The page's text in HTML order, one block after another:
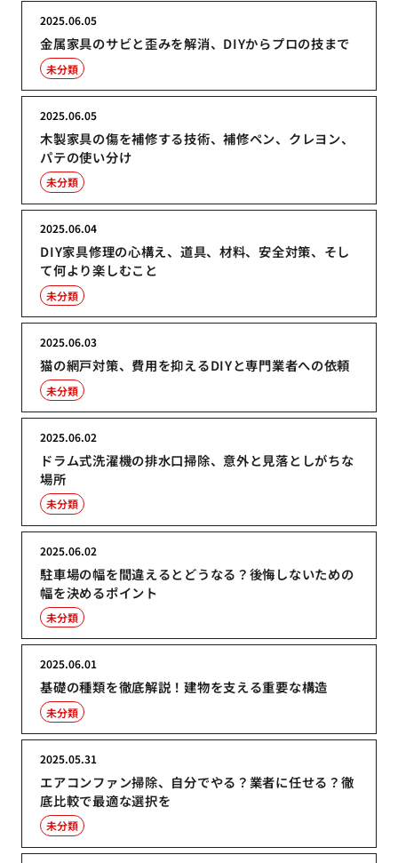
金属家具のサビと歪みを解消、DIYからプロの技まで
2025.06.05
未分類
木製家具の傷を補修する技術、補修ペン、クレヨン、
パテの使い分け
2025.06.05
未分類
DIY家具修理の心構え、道具、材料、安全対策、そし
て何より楽しむこと
2025.06.04
未分類
猫の網戸対策、費用を抑えるDIYと専門業者への依頼
2025.06.03
未分類
ドラム式洗濯機の排水口掃除、意外と見落としがちな
場所
2025.06.02
未分類
駐車場の幅を間違えるとどうなる？後悔しないための
幅を決めるポイント
2025.06.02
未分類
基礎の種類を徹底解説！建物を支える重要な構造
2025.06.01
未分類
エアコンファン掃除、自分でやる？業者に任せる？徹
底比較で最適な選択を
2025.05.31
未分類